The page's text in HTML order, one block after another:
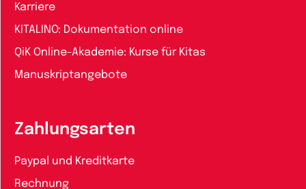
Karriere
KITALINO: Dokumentation online
QiK Online-Akademie: Kurse für Kitas
Manuskriptangebote
Zahlungsarten
Paypal und Kreditkarte
Rechnung